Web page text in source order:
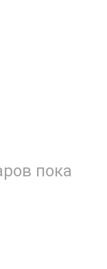
пока